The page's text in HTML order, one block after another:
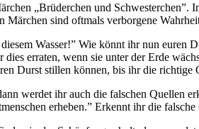
„Brüderchen und
sind oftmals verborgene
Wasser!” Wie könnt ihr nun
erraten, wenn sie unter der Erde
Durst stillen können, bis ihr die richtige
werdet ihr auch die falschen Quellen
erheben.” Erkennt ihr die falsche